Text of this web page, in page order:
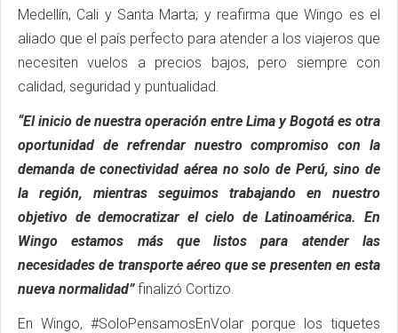
Medellín, Cali y Santa Marta; y reafirma que Wingo es el
aliado que el país perfecto para atender a los viajeros que
necesiten vuelos a precios bajos, pero siempre con
calidad, seguridad y puntualidad.
“El inicio de nuestra operación entre Lima y Bogotá es otra
oportunidad de refrendar nuestro compromiso con la
demanda de conectividad aérea no solo de Perú, sino de
la región, mientras seguimos trabajando en nuestro
objetivo de democratizar el cielo de Latinoamérica. En
Wingo estamos más que listos para atender las
necesidades de transporte aéreo que se presenten en esta
nueva normalidad”finalizó Cortizo.
En Wingo, #SoloPensamosEnVolar porque los tiquetes